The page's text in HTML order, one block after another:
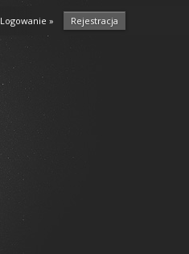
Logowanie » Rejestracja